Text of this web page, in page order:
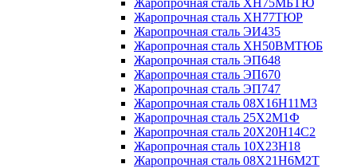
Жаропрочная сталь ХН75МБТЮ
Жаропрочная сталь ХН77ТЮР
Жаропрочная сталь ЭИ435
Жаропрочная сталь ХН50ВМТЮБ
Жаропрочная сталь ЭП648
Жаропрочная сталь ЭП670
Жаропрочная сталь ЭП747
Жаропрочная сталь 08Х16Н11М3
Жаропрочная сталь 25Х2М1Ф
Жаропрочная сталь 20Х20Н14С2
Жаропрочная сталь 10Х23Н18
Жаропрочная сталь 08Х21Н6М2Т